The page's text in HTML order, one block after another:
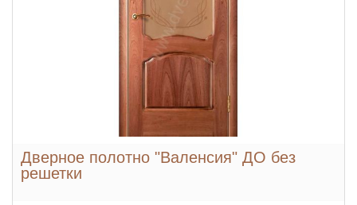
Дверное полотно "Валенсия" ДО без
решетки